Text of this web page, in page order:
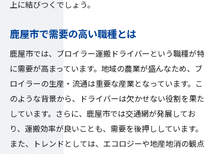
上に結びつくでしょう。
鹿屋市で需要の高い職種とは
鹿屋市では、ブロイラー運搬ドライバーという職種が特
に需要が高まっています。地域の農業が盛んなため、ブ
ロイラーの生産・流通は重要な産業となっています。こ
のような背景から、ドライバーは欠かせない役割を果た
しています。さらに、鹿屋市では交通網が発展してお
り、運搬効率が良いことも、需要を後押ししています。
また、トレンドとしては、エコロジーや地産地消の観点